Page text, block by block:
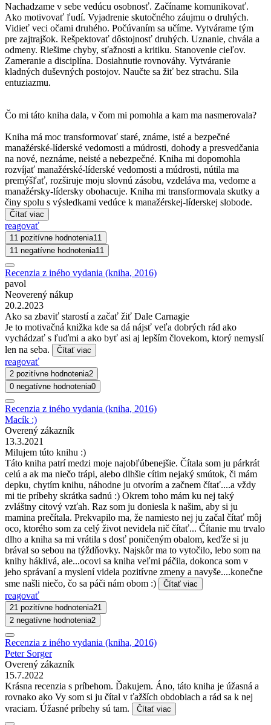
Nachadzame v sebe vedúcu osobnosť. Začíname komunikovať.
Ako motivovať ľudí. Vyjadrenie skutočného záujmu o druhých.
Vidieť veci očami druhého. Počúvaním sa učíme. Vytvárame tým
pre zajtrajšok. Rešpektovať dôstojnosť druhých. Uznanie, chvála a
odmeny. Riešime chyby, sťažnosti a kritiku. Stanovenie cieľov.
Zameranie a disciplína. Dosiahnutie rovnováhy. Vytváranie
kladných duševných postojov. Naučte sa žiť bez strachu. Sila
entuziazmu.
Čo mi táto kniha dala, v čom mi pomohla a kam ma nasmerovala?
Kniha má moc transformovať staré, známe, isté a bezpečné
manažérské-líderské vedomosti a múdrosti, dohody a presvedčania
na nové, neznáme, neisté a nebezpečné. Kniha mi dopomohla
rozvíjať manažérské-líderské vedomosti a múdrosti, nútila ma
premýšľať, rozširuje moju slovnú zásobu, vzdeláva ma, vedome a
manažérsky-lídersky obohacuje. Kniha mi transformovala skutky a
činy spolu s výsledkami vedúce k manažérskej-líderskej slobode.
Čítať viac
reagovať
11 pozitívne hodnotenia11
11 negatívne hodnotenia11
Recenzia z iného vydania (kniha, 2016)
pavol
Neoverený nákup
20.2.2023
Ako sa zbaviť starostí a začať žiť Dale Carnagie
Je to motivačná knižka kde sa dá nájsť veľa dobrých rád ako
vychádzať s ľuďmi a ako byť asi aj lepším človekom, ktorý nemyslí
len na seba.
Čítať viac
reagovať
2 pozitívne hodnotenia2
0 negatívne hodnotenia0
Recenzia z iného vydania (kniha, 2016)
Macík :)
Overený zákazník
13.3.2021
Milujem túto knihu :)
Táto kniha patrí medzi moje najobľúbenejšie. Čítala som ju párkrát
celú a ak ma niečo trápi, alebo dlhšie cítim nejaký smútok, či mám
depku, chytím knihu, náhodne ju otvorím a začnem čítať....a vždy
mi tie príbehy skrátka sadnú :) Okrem toho mám ku nej taký
zvláštny citový vzťah. Raz som ju doniesla k našim, aby si ju
mamina prečítala. Prekvapilo ma, že namiesto nej ju začal čítať môj
oco, ktorého som za celý život nevidela nič čítať... Čítanie mu trvalo
dlho a kniha sa mi vrátila s dosť poničeným obalom, keďže si ju
brával so sebou na týždňovky. Najskôr ma to vytočilo, lebo som na
knihy háklivá, ale...ocovi sa kniha veľmi páčila, dokonca som v
jeho správaní a myslení videla pozitívne zmeny a navyše....konečne
sme našli niečo, čo sa páči nám obom :)
Čítať viac
reagovať
21 pozitívne hodnotenia21
2 negatívne hodnotenia2
Recenzia z iného vydania (kniha, 2016)
Peter Sorger
Overený zákazník
15.7.2022
Krásna recenzia s príbehom. Ďakujem. Áno, táto kniha je úžasná a
rovnako ako Vy som si ju čítal v ťažších obdobiach a rád sa k nej
vraciam. Úžasné príbehy sú tam.
Čítať viac